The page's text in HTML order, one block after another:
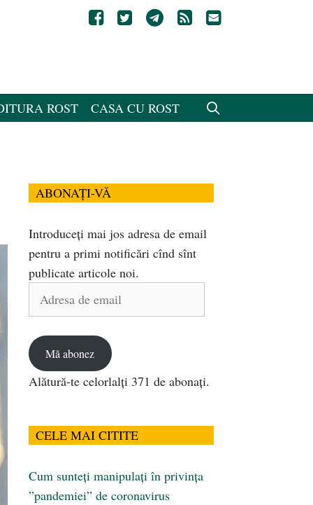
ROST CASA CU ROST
ABONAȚI-VĂ
Introduceți mai jos adresa de email
pentru a primi notificări cînd sînt
publicate articole noi.
Adresa
Mă abonez
Alătură-te celorlalți 371 de abonați.
CELE MAI CITITE
Cum sunteți manipulați în privința
”pandemiei” de coronavirus